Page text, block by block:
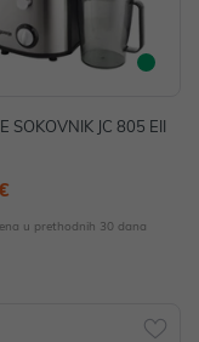
SOKOVNIK JC 805 EII
u prethodnih 30 dana